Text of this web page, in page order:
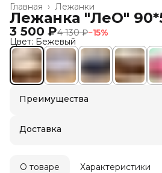
Лежанки
Главная ›
Лежанка "ЛеО"
3 500 ₽4 130 ₽−15%
Цвет: Бежевый
Преимущества
Доставка в пункты выдачи или
Доставка
О товаре Характеристики